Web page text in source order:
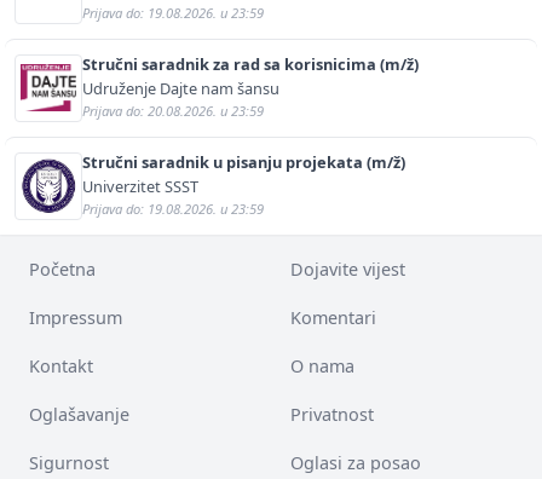
Prijava do: 19.08.2026. u 23:59
Stručni saradnik za rad sa korisnicima (m/ž)
Udruženje Dajte nam šansu
Prijava do: 20.08.2026. u 23:59
Stručni saradnik u pisanju projekata (m/ž)
Univerzitet SSST
Prijava do: 19.08.2026. u 23:59
Početna Dojavite vijest
Impressum Komentari
Kontakt O nama
Oglašavanje Privatnost
Sigurnost Oglasi za posao